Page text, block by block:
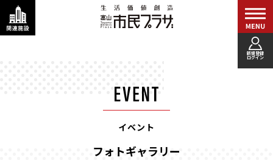
新規登録
ログイン
イベント
フォトギャラリー